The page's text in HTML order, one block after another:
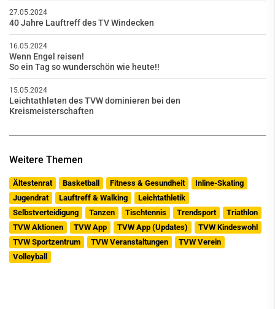
27.05.2024
40 Jahre Lauftreff des TV Windecken
16.05.2024
Wenn Engel reisen!
So ein Tag so wunderschön wie heute!!
15.05.2024
Leichtathleten des TVW dominieren bei den
Kreismeisterschaften
Weitere Themen
Ältestenrat Basketball Fitness & Gesundheit
Inline-Skating
Jugendrat
Lauftreff & Walking
Leichtathletik
Selbstverteidigung
Tanzen Tischtennis Trendsport
Triathlon
TVW Aktionen
TVW App TVW App (Updates)
TVW Kindeswohl
TVW Sportzentrum
TVW Veranstaltungen
TVW Verein
Volleyball